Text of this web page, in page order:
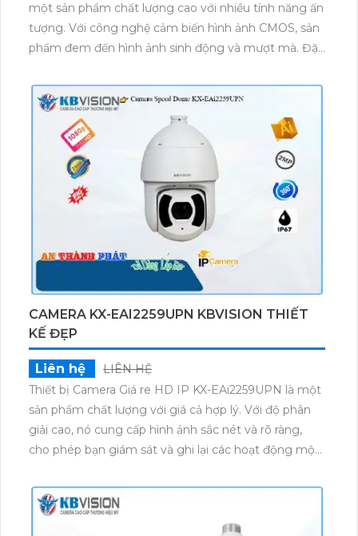
một sản phẩm chất lượng cao với nhiều tính năng ấn
tượng. Với công nghệ cảm biến hình ảnh CMOS, sản
phẩm đem đến hình ảnh sinh động và mượt mà. Đặc
ngoại 10m, giúp giám sát hiệu quả trong điều kiện
thiếu sáng. Chất lượng hình ảnh Camera IP CS-TY2-
B0-1G2WF đáng kể với độ phân giải 2.0 MP. Sản
phẩm cũng hỗ trợ thẻ nhớ và tính năng hồng ngoại
smart IR.
CAMERA KX-EAI2259UPN KBVISION THIẾT
KẾ ĐẸP
Liên hệ
LIÊN HỆ
Thiết bị Camera Giá re HD IP KX-EAi2259UPN là một
sản phẩm chất lượng với giá cả hợp lý. Với độ phân
giải cao, nó cung cấp hình ảnh sắc nét và rõ ràng,
cho phép bạn giám sát và ghi lại các hoạt động một
thông minh như phát hiện chuyển động, cảnh báo
qua đám mây, và khả năng xoay ngang/giá đỡ tích
hợp sẵn. Thiết kế nhỏ gọn và dễ dàng lắp đặt, giúp